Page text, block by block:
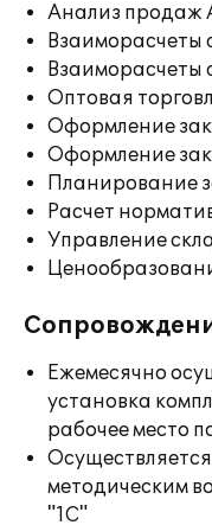
Анализ продаж
Взаиморасчеты
Взаиморасчеты
Оптовая
Оформление
Оформление
Планирование
Расчет
Управление
Ежемесячно
установка
рабочее место
методическим
"1С"